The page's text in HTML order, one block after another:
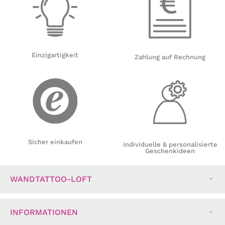
Einzigartigkeit
Sicher einkaufen
Zahlung auf Rechnung
individuelle & personalisierte
Geschenkideen
WANDTATTOO-LOFT
INFORMATIONEN